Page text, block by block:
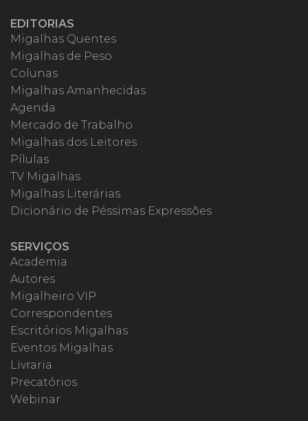
EDITORIAS
Migalhas Quentes
Migalhas de Peso
Colunas
Migalhas Amanhecidas
Agenda
Mercado de Trabalho
Migalhas dos Leitores
Pílulas
TV Migalhas
Migalhas Literárias
Dicionário de Péssimas Expressões
SERVIÇOS
Academia
Autores
Migalheiro VIP
Correspondentes
Escritórios Migalhas
Eventos Migalhas
Livraria
Precatórios
Webinar